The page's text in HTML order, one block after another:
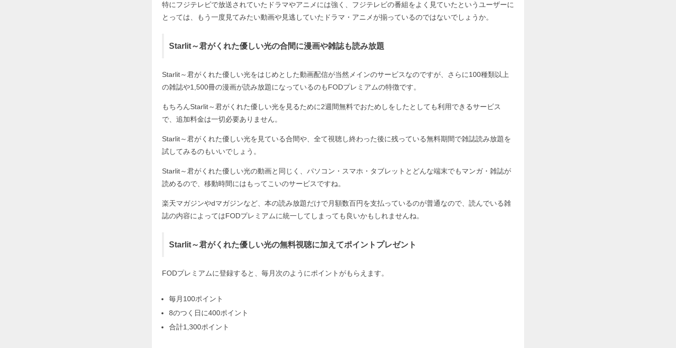
特にフジテレビで放送されていたドラマやアニメには強く、フジテレビの番組をよく見ていたというユーザーに
とっては、もう一度見てみたい動画や見逃していたドラマ・アニメが揃っているのではないでしょうか。
Starlit～君がくれた優しい光の合間に漫画や雑誌も読み放題
Starlit～君がくれた優しい光をはじめとした動画配信が当然メインのサービスなのですが、さらに100種類以上
の雑誌や1,500冊の漫画が読み放題になっているのもFODプレミアムの特徴です。
もちろんStarlit～君がくれた優しい光を見るために2週間無料でおためしをしたとしても利用できるサービス
で、追加料金は一切必要ありません。
Starlit～君がくれた優しい光を見ている合間や、全て視聴し終わった後に残っている無料期間で雑誌読み放題を
試してみるのもいいでしょう。
Starlit～君がくれた優しい光の動画と同じく、パソコン・スマホ・タブレットとどんな端末でもマンガ・雑誌が
読めるので、移動時間にはもってこいのサービスですね。
楽天マガジンやdマガジンなど、本の読み放題だけで月額数百円を支払っているのが普通なので、読んでいる雑
誌の内容によってはFODプレミアムに統一してしまっても良いかもしれませんね。
Starlit～君がくれた優しい光の無料視聴に加えてポイントプレゼント
FODプレミアムに登録すると、毎月次のようにポイントがもらえます。
毎月100ポイント
8のつく日に400ポイント
合計1,300ポイント